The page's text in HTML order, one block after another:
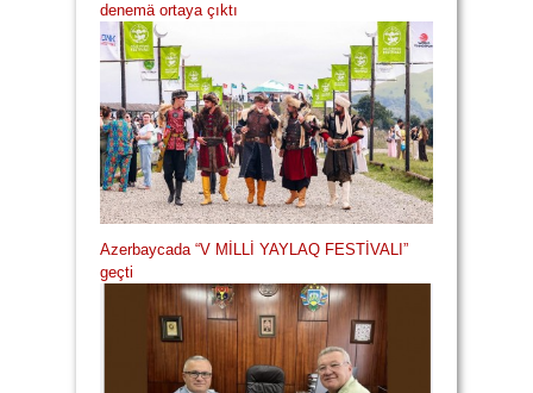
denemä ortaya çıktı
Azerbaycada “V MİLLİ YAYLAQ FESTİVALI”
geçti